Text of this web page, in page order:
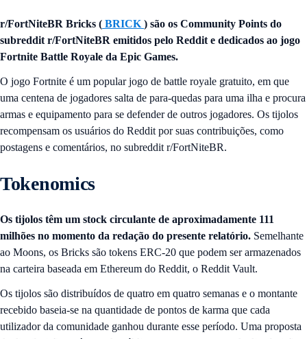
r/FortNiteBR Bricks ( BRICK ) são os Community Points do
subreddit r/FortNiteBR emitidos pelo Reddit e dedicados ao jogo
Fortnite Battle Royale da Epic Games.
O jogo Fortnite é um popular jogo de battle royale gratuito, em que
uma centena de jogadores salta de para-quedas para uma ilha e procura
armas e equipamento para se defender de outros jogadores. Os tijolos
recompensam os usuários do Reddit por suas contribuições, como
postagens e comentários, no subreddit r/FortNiteBR.
Tokenomics
Os tijolos têm um stock circulante de aproximadamente 111
milhões no momento da redação do presente relatório. Semelhante
ao Moons, os Bricks são tokens ERC-20 que podem ser armazenados
na carteira baseada em Ethereum do Reddit, o Reddit Vault.
Os tijolos são distribuídos de quatro em quatro semanas e o montante
recebido baseia-se na quantidade de pontos de karma que cada
utilizador da comunidade ganhou durante esse período. Uma proposta